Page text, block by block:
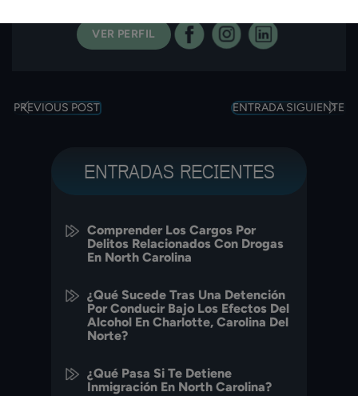
VER PERFIL
PREVIOUS POST ENTRADA SIGUIENTE
ENTRADAS RECIENTES
Comprender Los Cargos Por
Delitos Relacionados Con Drogas
En North Carolina
¿Qué Sucede Tras Una Detención
Por Conducir Bajo Los Efectos Del
Alcohol En Charlotte, Carolina Del
Norte?
¿Qué Pasa Si Te Detiene
Inmigración En North Carolina?